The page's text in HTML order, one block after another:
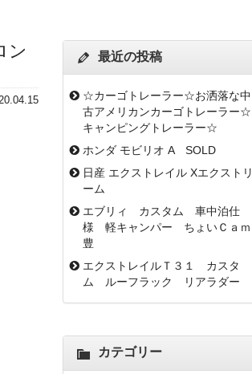
ン
最近の投稿
☆カーゴトレーラー☆お洒落な中
古アメリカンカーゴトレーラー☆
キャンピングトレーラー☆
ホンダ モビリオ A SOLD
日産 エクストレイル Xエクストリ
ーム
エブリィ カスタム 車中泊仕
様 軽キャンパー ちょいＣａｍ
豊
エクストレイルＴ３１ カスタ
ム ルーフラック リアラダー
カテゴリー